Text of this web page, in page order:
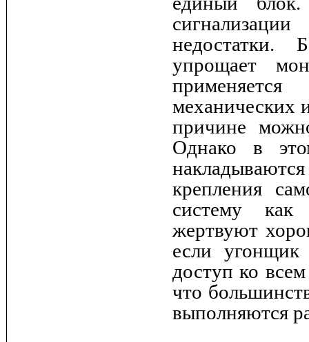
недостатки.
упрощает
механических
причине
Однако в
крепления
систему
жертвуют
если угонщик
доступ ко
что
выполняются